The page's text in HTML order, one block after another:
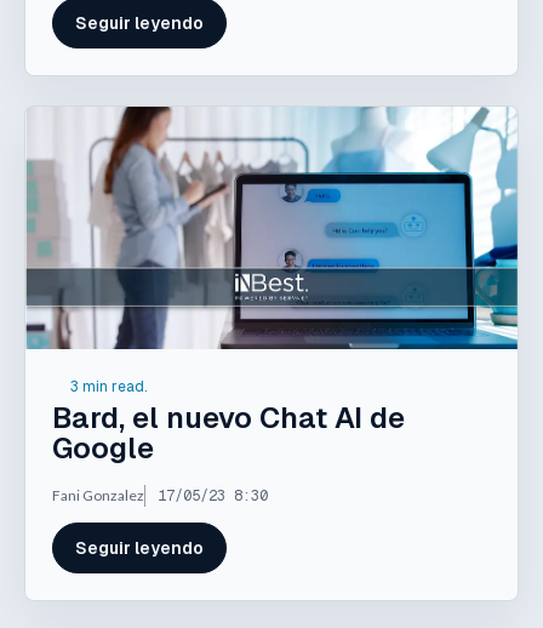
Seguir leyendo
3 min read.
Bard, el nuevo Chat AI de
Google
Fani Gonzalez 17/05/23 8:30
Seguir leyendo